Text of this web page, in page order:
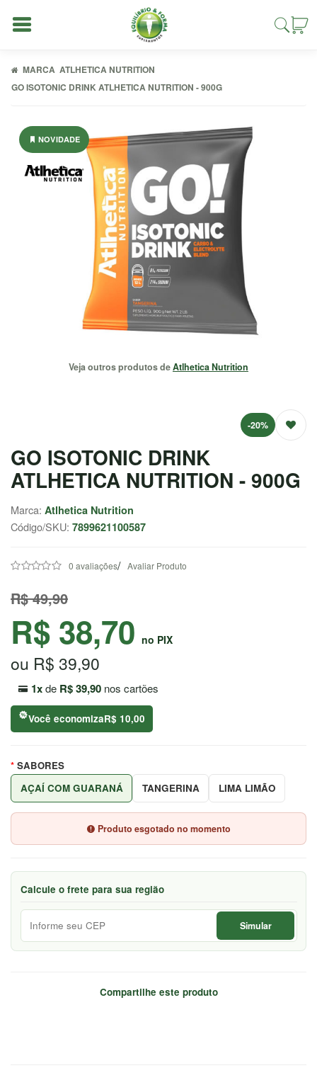
Entrar
Cadastrar
SAÚDE /
NATURAIS
ATENDIMENTO
(37) 9
9957-
7044
Chat
WhatsApp
Envie-
nos uma
MARCA ATLHETICA NUTRITION
GO ISOTONIC DRINK ATLHETICA NUTRITION - 900G
NOVIDADE
Veja outros produtos deAtlhetica Nutrition
-20%
GO ISOTONIC DRINK
ATLHETICA NUTRITION - 900G
Marca: Atlhetica Nutrition
Código/SKU: 7899621100587
0 avaliações/ Avaliar Produto
R$ 49,90
R$ 38,70 no PIX
ou R$ 39,90
1xde R$ 39,90 nos cartões
Você economizaR$ 10,00
SABORES
AÇAÍ COM GUARANÁ
TANGERINA LIMA LIMÃO
Produto esgotado no momento
Calcule o frete para sua região
Simular
Compartilhe este produto